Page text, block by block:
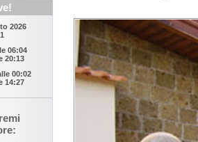
2026
06:04
20:13
00:02
14:27